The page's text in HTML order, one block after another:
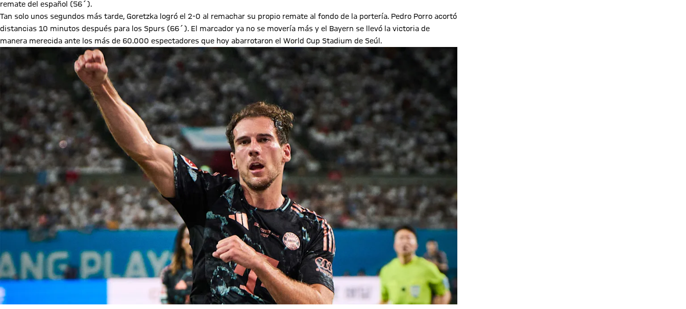
remate del español (56´).
Tan solo unos segundos más tarde, Goretzka logró el 2-0 al remachar su propio remate al fondo de la portería. Pedro Porro acortó
distancias 10 minutos después para los Spurs (66´). El marcador ya no se movería más y el Bayern se llevó la victoria de
manera merecida ante los más de 60.000 espectadores que hoy abarrotaron el World Cup Stadium de Seúl.